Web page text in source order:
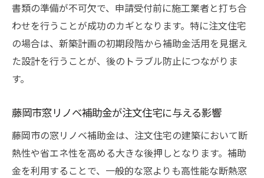
書類の準備が不可欠で、申請受付前に施工業者と打ち合
わせを行うことが成功のカギとなります。特に注文住宅
の場合は、新築計画の初期段階から補助金活用を見据え
た設計を行うことが、後のトラブル防止につながりま
す。
藤岡市窓リノベ補助金が注文住宅に与える影響
藤岡市の窓リノベ補助金は、注文住宅の建築において断
熱性や省エネ性を高める大きな後押しとなります。補助
金を利用することで、一般的な窓よりも高性能な断熱窓